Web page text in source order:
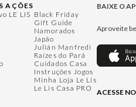
AÇÕES
LE LIS Black Friday
Gift Guide
Namorados
Japão
Julián Manfredi
Raízes do Pará
Cuidados Casa
Instruções Jogos
Minha Loja Le Lis
Le Lis Casa PRO
BAIXE O
Aproveite
ACESSE